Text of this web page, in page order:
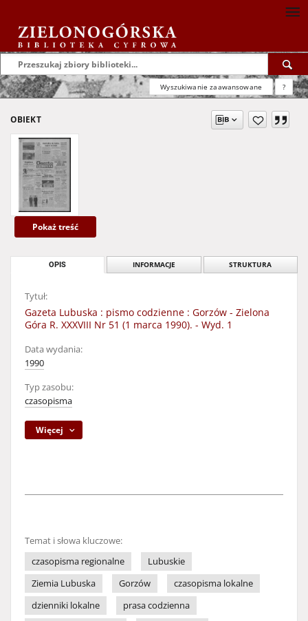
Wyszukiwanie zaawansowane ?
OBIEKT
Pokaż treść
OPIS INFORMACJE STRUKTURA
Tytuł:
Gazeta Lubuska : pismo codzienne : Gorzów - Zielona
Góra R. XXXVIII Nr 51 (1 marca 1990). - Wyd. 1
Data wydania:
1990
Typ zasobu:
czasopisma
Więcej
Temat i słowa kluczowe:
czasopisma regionalne
Lubuskie
Ziemia Lubuska
Gorzów
czasopisma lokalne
dzienniki lokalne
prasa codzienna